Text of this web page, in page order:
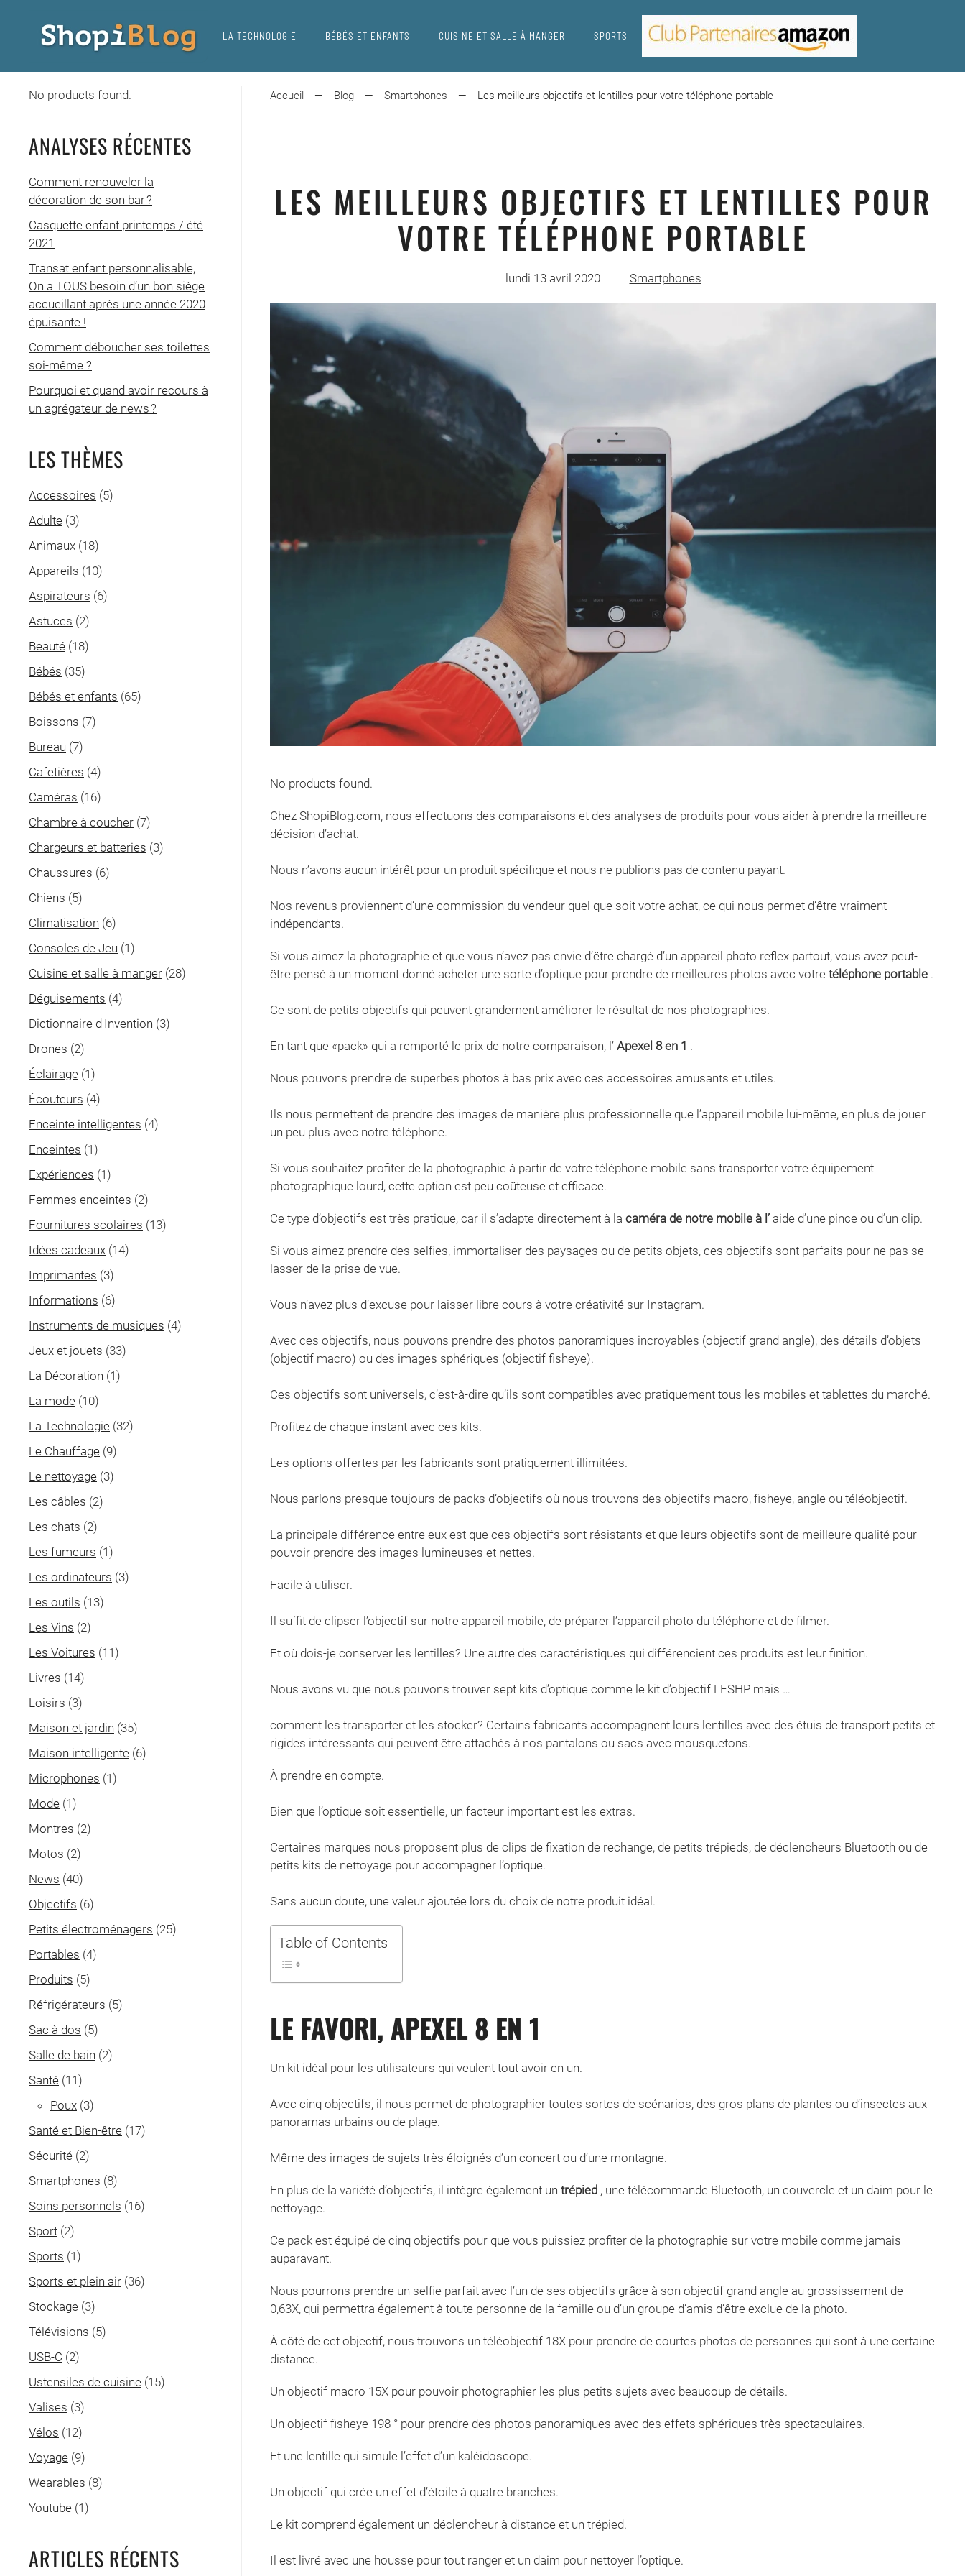
Skip
content
LA TECHNOLOGIE BÉBÉS ET ENFANTS CUISINE ET SALLE À MANGER SPORTS
Accueil Blog Smartphones Les meilleurs objectifs et lentilles pour votre téléphone portable
LES MEILLEURS OBJECTIFS ET LENTILLES POUR
VOTRE TÉLÉPHONE PORTABLE
lundi 13 avril 2020 Smartphones
No products found.
Chez ShopiBlog.com, nous effectuons des comparaisons et des analyses de produits pour vous aider à prendre la meilleure
décision d’achat.
Nous n’avons aucun intérêt pour un produit spécifique et nous ne publions pas de contenu payant.
Nos revenus proviennent d’une commission du vendeur quel que soit votre achat, ce qui nous permet d’être vraiment
indépendants.
Si vous aimez la photographie et que vous n’avez pas envie d’être chargé d’un appareil photo reflex partout, vous avez peut-
être pensé à un moment donné acheter une sorte d’optique pour prendre de meilleures photos avec votre téléphone portable .
Ce sont de petits objectifs qui peuvent grandement améliorer le résultat de nos photographies.
En tant que «pack» qui a remporté le prix de notre comparaison, l’ Apexel 8 en 1 .
Nous pouvons prendre de superbes photos à bas prix avec ces accessoires amusants et utiles.
Ils nous permettent de prendre des images de manière plus professionnelle que l’appareil mobile lui-même, en plus de jouer
un peu plus avec notre téléphone.
Si vous souhaitez profiter de la photographie à partir de votre téléphone mobile sans transporter votre équipement
photographique lourd, cette option est peu coûteuse et efficace.
Ce type d’objectifs est très pratique, car il s’adapte directement à la caméra de notre mobile à l’ aide d’une pince ou d’un clip.
Si vous aimez prendre des selfies, immortaliser des paysages ou de petits objets, ces objectifs sont parfaits pour ne pas se
lasser de la prise de vue.
Vous n’avez plus d’excuse pour laisser libre cours à votre créativité sur Instagram.
Avec ces objectifs, nous pouvons prendre des photos panoramiques incroyables (objectif grand angle), des détails d’objets
(objectif macro) ou des images sphériques (objectif fisheye).
Ces objectifs sont universels, c’est-à-dire qu’ils sont compatibles avec pratiquement tous les mobiles et tablettes du marché.
Profitez de chaque instant avec ces kits.
Les options offertes par les fabricants sont pratiquement illimitées.
Nous parlons presque toujours de packs d’objectifs où nous trouvons des objectifs macro, fisheye, angle ou téléobjectif.
La principale différence entre eux est que ces objectifs sont résistants et que leurs objectifs sont de meilleure qualité pour
pouvoir prendre des images lumineuses et nettes.
Facile à utiliser.
Il suffit de clipser l’objectif sur notre appareil mobile, de préparer l’appareil photo du téléphone et de filmer.
Et où dois-je conserver les lentilles? Une autre des caractéristiques qui différencient ces produits est leur finition.
Nous avons vu que nous pouvons trouver sept kits d’optique comme le kit d’objectif LESHP mais …
comment les transporter et les stocker? Certains fabricants accompagnent leurs lentilles avec des étuis de transport petits et
rigides intéressants qui peuvent être attachés à nos pantalons ou sacs avec mousquetons.
À prendre en compte.
Bien que l’optique soit essentielle, un facteur important est les extras.
Certaines marques nous proposent plus de clips de fixation de rechange, de petits trépieds, de déclencheurs Bluetooth ou de
petits kits de nettoyage pour accompagner l’optique.
Sans aucun doute, une valeur ajoutée lors du choix de notre produit idéal.
Table of Contents
LE FAVORI, APEXEL 8 EN 1
Un kit idéal pour les utilisateurs qui veulent tout avoir en un.
Avec cinq objectifs, il nous permet de photographier toutes sortes de scénarios, des gros plans de plantes ou d’insectes aux
panoramas urbains ou de plage.
Même des images de sujets très éloignés d’un concert ou d’une montagne.
En plus de la variété d’objectifs, il intègre également un trépied , une télécommande Bluetooth, un couvercle et un daim pour le
nettoyage.
Ce pack est équipé de cinq objectifs pour que vous puissiez profiter de la photographie sur votre mobile comme jamais
auparavant.
Nous pourrons prendre un selfie parfait avec l’un de ses objectifs grâce à son objectif grand angle au grossissement de
0,63X, qui permettra également à toute personne de la famille ou d’un groupe d’amis d’être exclue de la photo.
À côté de cet objectif, nous trouvons un téléobjectif 18X pour prendre de courtes photos de personnes qui sont à une certaine
distance.
Un objectif macro 15X pour pouvoir photographier les plus petits sujets avec beaucoup de détails.
Un objectif fisheye 198 ° pour prendre des photos panoramiques avec des effets sphériques très spectaculaires.
Et une lentille qui simule l’effet d’un kaléidoscope.
Un objectif qui crée un effet d’étoile à quatre branches.
Le kit comprend également un déclencheur à distance et un trépied.
Il est livré avec une housse pour tout ranger et un daim pour nettoyer l’optique.
No products found.
ANALYSES RÉCENTES
Comment renouveler la
décoration de son bar ?
Casquette enfant printemps / été
2021
Transat enfant personnalisable,
On a TOUS besoin d’un bon siège
accueillant après une année 2020
épuisante !
Comment déboucher ses toilettes
soi-même ?
Pourquoi et quand avoir recours à
un agrégateur de news ?
LES THÈMES
Accessoires (5)
Adulte (3)
Animaux (18)
Appareils (10)
Aspirateurs (6)
Astuces (2)
Beauté (18)
Bébés (35)
Bébés et enfants (65)
Boissons (7)
Bureau (7)
Cafetières (4)
Caméras (16)
Chambre à coucher (7)
Chargeurs et batteries (3)
Chaussures (6)
Chiens (5)
Climatisation (6)
Consoles de Jeu (1)
Cuisine et salle à manger (28)
Déguisements (4)
Dictionnaire d'Invention (3)
Drones (2)
Éclairage (1)
Écouteurs (4)
Enceinte intelligentes (4)
Enceintes (1)
Expériences (1)
Femmes enceintes (2)
Fournitures scolaires (13)
Idées cadeaux (14)
Imprimantes (3)
Informations (6)
Instruments de musiques (4)
Jeux et jouets (33)
La Décoration (1)
La mode (10)
La Technologie (32)
Le Chauffage (9)
Le nettoyage (3)
Les câbles (2)
Les chats (2)
Les fumeurs (1)
Les ordinateurs (3)
Les outils (13)
Les Vins (2)
Les Voitures (11)
Livres (14)
Loisirs (3)
Maison et jardin (35)
Maison intelligente (6)
Microphones (1)
Mode (1)
Montres (2)
Motos (2)
News (40)
Objectifs (6)
Petits électroménagers (25)
Portables (4)
Produits (5)
Réfrigérateurs (5)
Sac à dos (5)
Salle de bain (2)
Santé (11)
Poux (3)
Santé et Bien-être (17)
Sécurité (2)
Smartphones (8)
Soins personnels (16)
Sport (2)
Sports (1)
Sports et plein air (36)
Stockage (3)
Télévisions (5)
USB-C (2)
Ustensiles de cuisine (15)
Valises (3)
Vélos (12)
Voyage (9)
Wearables (8)
Youtube (1)
ARTICLES RÉCENTS